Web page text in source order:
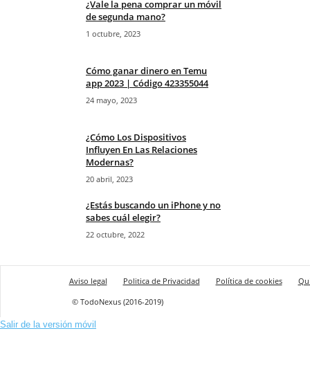
¿Vale la pena comprar un móvil
de segunda mano?
1 octubre, 2023
Cómo ganar dinero en Temu
app 2023 | Código 423355044
24 mayo, 2023
¿Cómo Los Dispositivos
Influyen En Las Relaciones
Modernas?
20 abril, 2023
¿Estás buscando un iPhone y no
sabes cuál elegir?
22 octubre, 2022
Aviso legal Politica de Privacidad Política de cookies
© TodoNexus (2016-2019)
Salir de la versión móvil